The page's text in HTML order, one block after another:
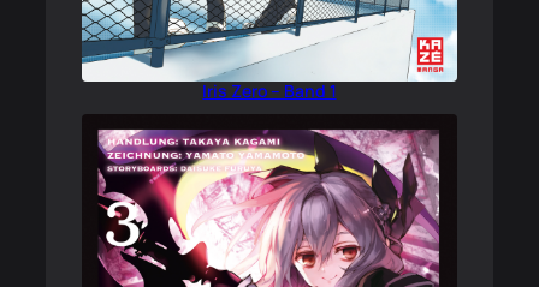
Iris Zero – Band 1